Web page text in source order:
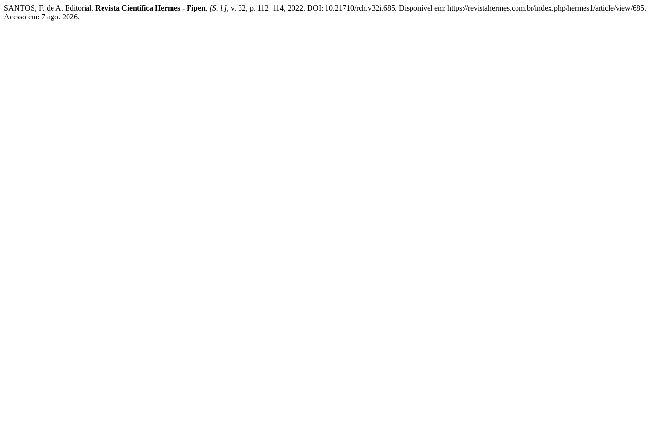
SANTOS, F. de A. Editorial. Revista Científica Hermes - Fipen, [S. l.], v. 32, p. 112–114, 2022. DOI: 10.21710/rch.v32i.685. Disponível em: https://revistahermes.com.br/index.php/hermes1/article/view/685.
Acesso em: 7 ago. 2026.